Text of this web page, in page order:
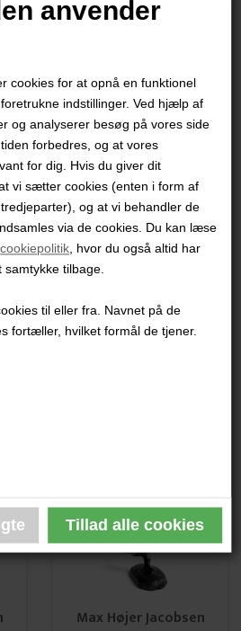
anvender
cookies for at opnå en funktionel
indstillinger. Ved hjælp af
og analyserer besøg på vores side
forbedres, og at vores
for dig. Hvis du giver dit
vi sætter cookies (enten i form af
og at vi behandler de
via de cookies. Du kan læse
cookiepolitik , hvor du også altid har
tilbage.
til eller fra. Navnet på de
fortæller, hvilket formål de tjener.
du tror"
Max Højer Jacobsen